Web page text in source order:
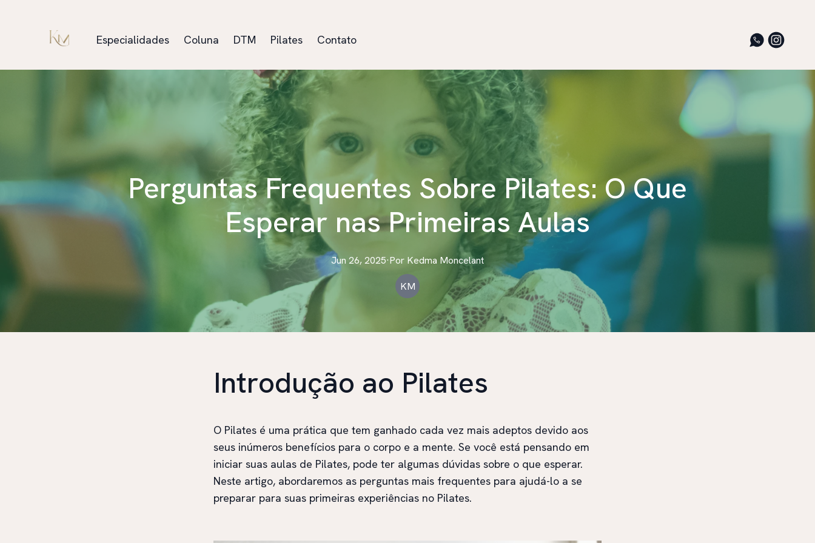
Especialidades Coluna DTM Pilates Contato
Perguntas Frequentes Sobre Pilates: O Que
Esperar nas Primeiras Aulas
Jun 26, 2025·Por Kedma Moncelant
KM
Introdução ao Pilates
O Pilates é uma prática que tem ganhado cada vez mais adeptos devido aos
seus inúmeros benefícios para o corpo e a mente. Se você está pensando em
iniciar suas aulas de Pilates, pode ter algumas dúvidas sobre o que esperar.
Neste artigo, abordaremos as perguntas mais frequentes para ajudá-lo a se
preparar para suas primeiras experiências no Pilates.